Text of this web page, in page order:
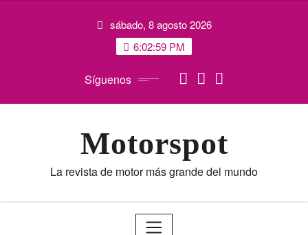
sábado, 8 agosto 2026
6:03:00 PM
Síguenos
Motorspot
La revista de motor más grande del mundo